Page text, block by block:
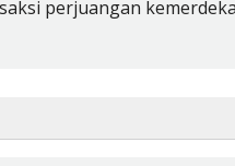
perjuangan